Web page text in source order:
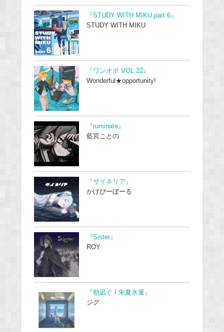
『STUDY WITH MIKU part 6』
STUDY WITH MIKU
『ワンオポ VOL.22』
Wonderful★opportunity!
『ruminate』
藍宮ことの
『サイネリア』
かげぴーぼーる
『Sister』
ROY
『朝凪ぐ / 朱夏氷菓』
ジグ